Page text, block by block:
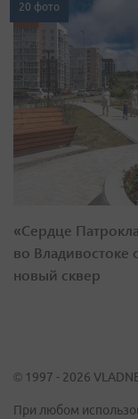
20 фото
«Сердце
во Владивостоке
новый сквер
© 1997 - 2026
При любом